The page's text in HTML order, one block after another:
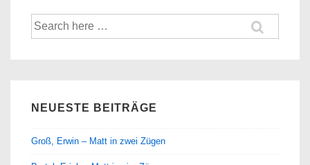
Suche
nach:
NEUESTE BEITRÄGE
Groß, Erwin – Matt in zwei Zügen